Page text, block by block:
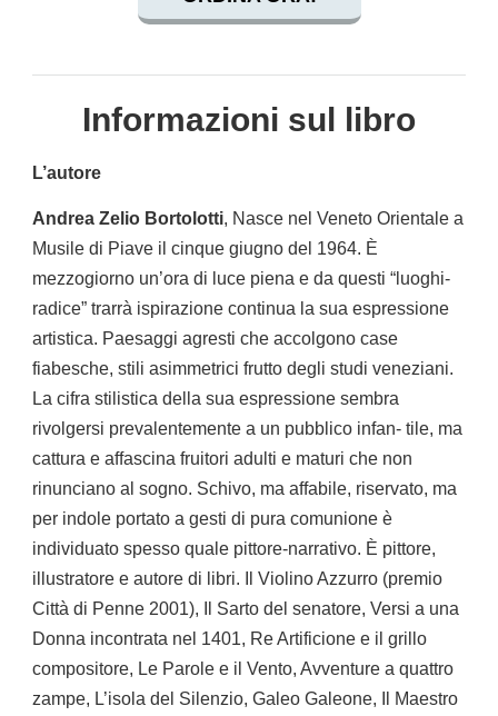
Informazioni sul libro
L’autore
Andrea Zelio Bortolotti, Nasce nel Veneto Orientale a
Musile di Piave il cinque giugno del 1964. È
mezzogiorno un’ora di luce piena e da questi “luoghi-
radice” trarrà ispirazione continua la sua espressione
artistica. Paesaggi agresti che accolgono case
fiabesche, stili asimmetrici frutto degli studi veneziani.
La cifra stilistica della sua espressione sembra
rivolgersi prevalentemente a un pubblico infan- tile, ma
cattura e affascina fruitori adulti e maturi che non
rinunciano al sogno. Schivo, ma affabile, riservato, ma
per indole portato a gesti di pura comunione è
individuato spesso quale pittore-narrativo. È pittore,
illustratore e autore di libri. Il Violino Azzurro (premio
Città di Penne 2001), Il Sarto del senatore, Versi a una
Donna incontrata nel 1401, Re Artificione e il grillo
compositore, Le Parole e il Vento, Avventure a quattro
zampe, L’isola del Silenzio, Galeo Galeone, Il Maestro